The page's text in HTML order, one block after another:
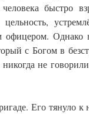
быстро
цельность,
офицером.
с Богом в
не
Его тянуло